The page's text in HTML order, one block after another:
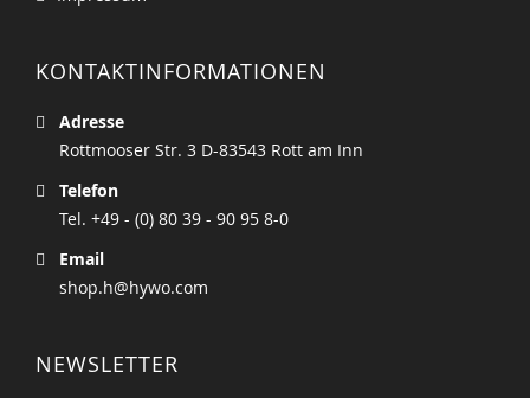
KONTAKTINFORMATIONEN
Adresse
Rottmooser Str. 3 D-83543 Rott am Inn
Telefon
Tel. +49 - (0) 80 39 - 90 95 8-0
Email
shop.h@hywo.com
NEWSLETTER